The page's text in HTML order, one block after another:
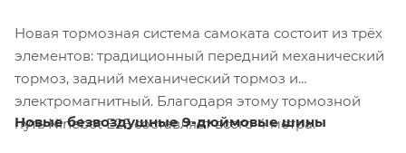
Новая тормозная система самоката состоит из трёх
элементов: традиционный передний механический
тормоз, задний механический тормоз и
электромагнитный. Благодаря этому тормозной
путь Ninebot E25 составляет всего 4 метра.
Новые безвоздушные 9-дюймовые шины